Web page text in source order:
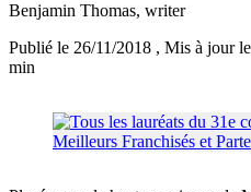
Benjamin Thomas, writer
Publié le 26/11/2018 , Mis à jour
min